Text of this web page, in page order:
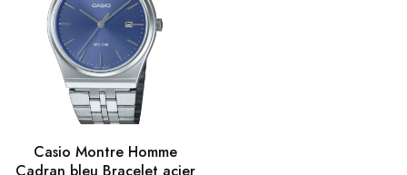
Casio Montre Homme
Cadran bleu Bracelet acier